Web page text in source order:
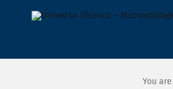
conteúdo
You